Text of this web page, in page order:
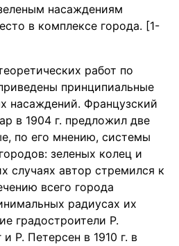
насаждениям
в комплексе города. [1-
работ по
принципиальные
насаждений. Французский
в 1904 г. предложил две
по его мнению, системы
зеленых колец и
случаях автор стремился к
всего города
радиусах их
градостроители Р.
Р. Петерсен в 1910 г. в